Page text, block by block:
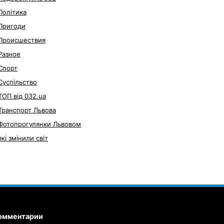
від 032.ua
Львова
Львовом
змінили світ